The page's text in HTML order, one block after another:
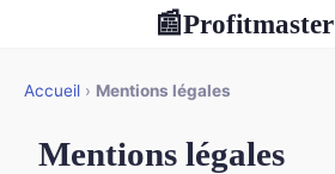
📰Profitmaster
Accueil › Mentions légales
Mentions légales